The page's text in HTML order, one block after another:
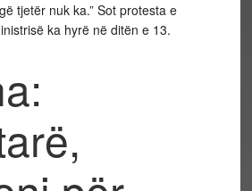
tjetër nuk ka.” Sot protesta e
ka hyrë në ditën e 13.